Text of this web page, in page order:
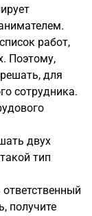
список работ,
Поэтому,
для
сотрудника.
двух
тип
получите